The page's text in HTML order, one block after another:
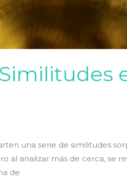
una serie de similitudes
al analizar más de cerca, se
de